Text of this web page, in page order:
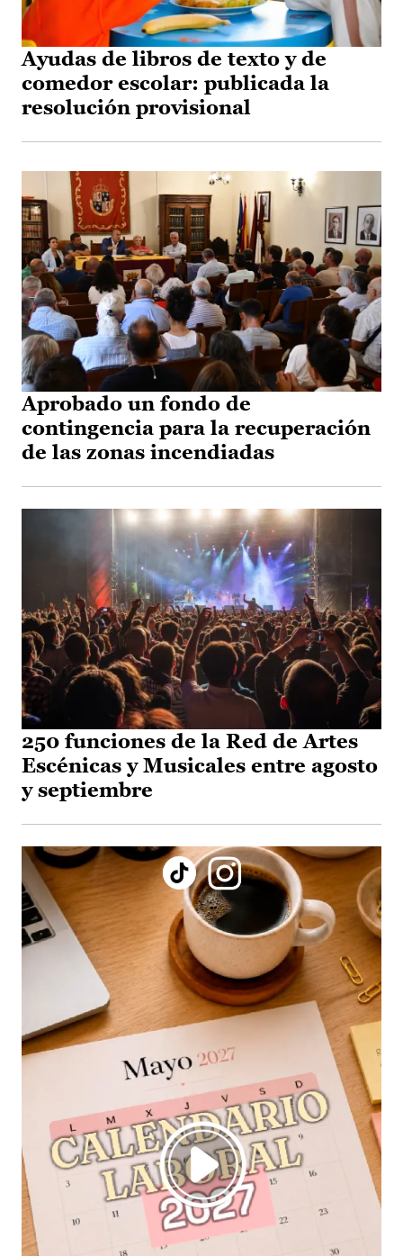
Ayudas de libros de texto y de
comedor escolar: publicada la
resolución provisional
Aprobado un fondo de
contingencia para la recuperación
de las zonas incendiadas
250 funciones de la Red de Artes
Escénicas y Musicales entre agosto
y septiembre